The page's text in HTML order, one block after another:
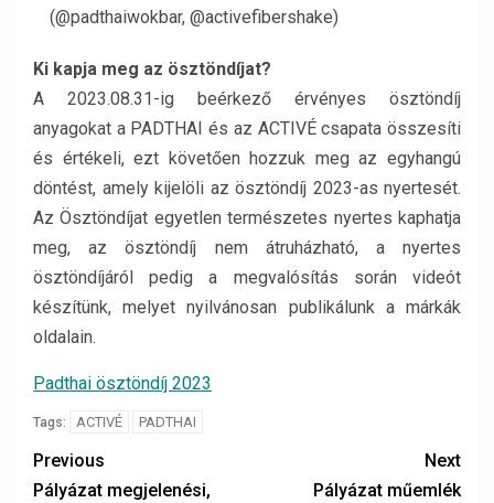
(@padthaiwokbar, @activefibershake)
Ki kapja meg az ösztöndíjat?
A 2023.08.31-ig beérkező érvényes ösztöndíj
anyagokat a PADTHAI és az ACTIVÉ csapata összesíti
és értékeli, ezt követően hozzuk meg az egyhangú
döntést, amely kijelöli az ösztöndíj 2023-as nyertesét.
Az Ösztöndíjat egyetlen természetes nyertes kaphatja
meg, az ösztöndíj nem átruházható, a nyertes
ösztöndíjáról pedig a megvalósítás során videót
készítünk, melyet nyilvánosan publikálunk a márkák
oldalain.
Padthai ösztöndíj 2023
Tags: ACTIVÉ PADTHAI
Previous
Pályázat megjelenési,
Next
Pályázat műemlék